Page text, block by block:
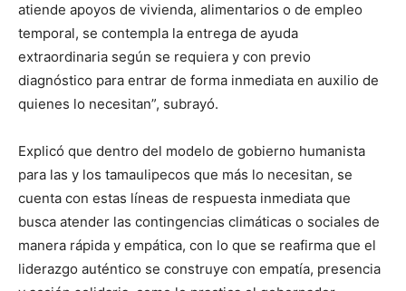
atiende apoyos de vivienda, alimentarios o de empleo
temporal, se contempla la entrega de ayuda
extraordinaria según se requiera y con previo
diagnóstico para entrar de forma inmediata en auxilio de
quienes lo necesitan”, subrayó.
Explicó que dentro del modelo de gobierno humanista
para las y los tamaulipecos que más lo necesitan, se
cuenta con estas líneas de respuesta inmediata que
busca atender las contingencias climáticas o sociales de
manera rápida y empática, con lo que se reafirma que el
liderazgo auténtico se construye con empatía, presencia